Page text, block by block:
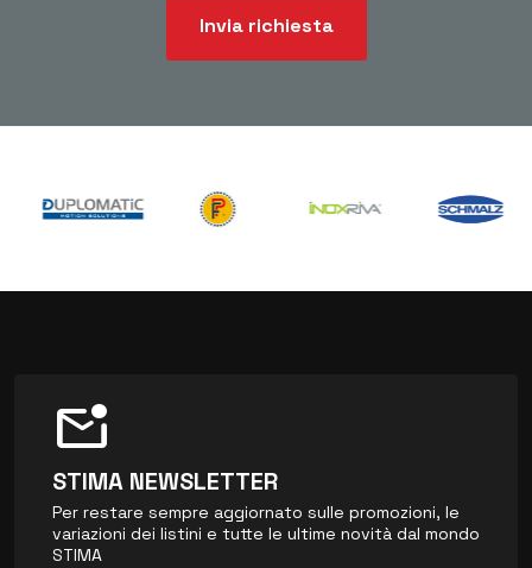
Invia richiesta
mark_email_unread
STIMA NEWSLETTER
Per restare sempre aggiornato sulle promozioni, le
variazioni dei listini e tutte le ultime novità dal mondo
STIMA